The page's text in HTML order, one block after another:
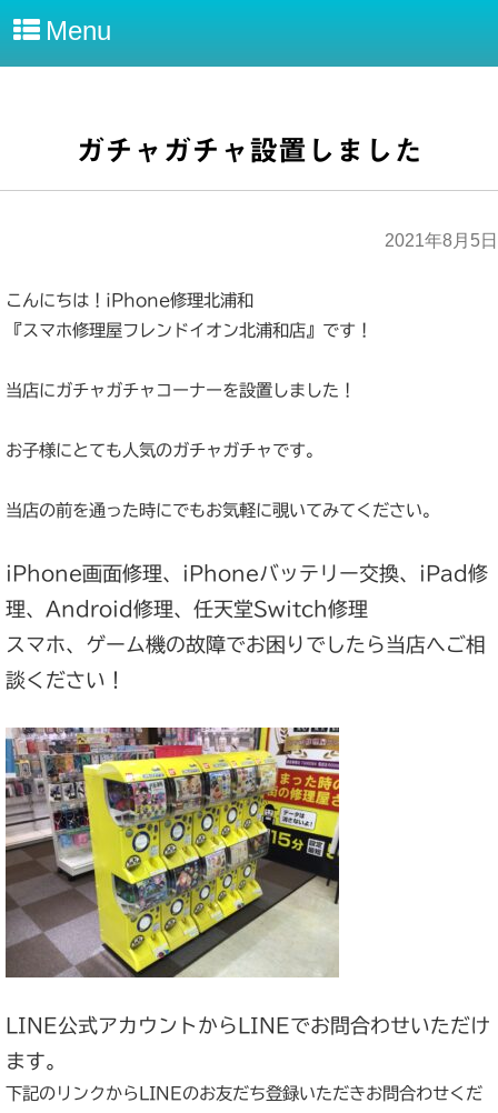
Menu
ガチャガチャ設置しました
2021年8月5日
こんにちは！iPhone修理北浦和
『スマホ修理屋フレンドイオン北浦和店』です！
当店にガチャガチャコーナーを設置しました！
お子様にとても人気のガチャガチャです。
当店の前を通った時にでもお気軽に覗いてみてください。
iPhone画面修理、iPhoneバッテリー交換、iPad修
理、Android修理、任天堂Switch修理
スマホ、ゲーム機の故障でお困りでしたら当店へご相
談ください！
LINE公式アカウントからLINEでお問合わせいただけ
ます。
下記のリンクからLINEのお友だち登録いただきお問合わせくだ